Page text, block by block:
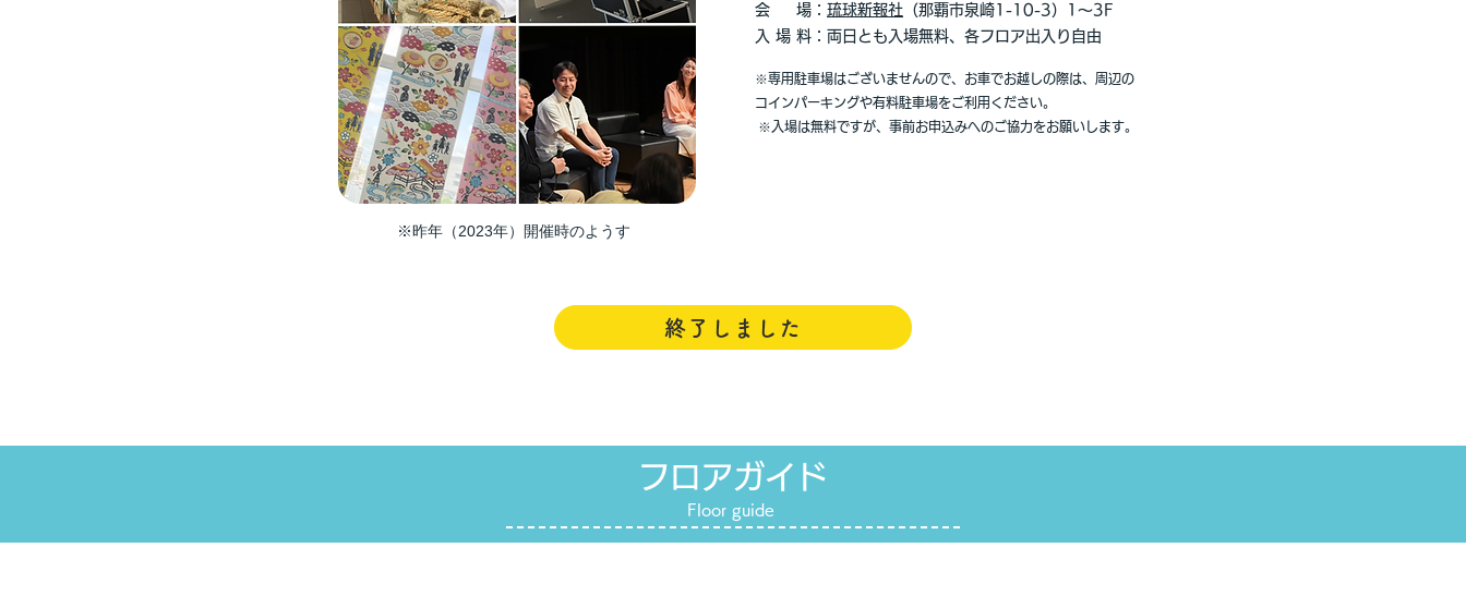
会 場： 琉球新報社 （那覇市泉崎1-10-3）1～3F
入 場 料：両日とも入場無料、各フロア出入り自由
※専用駐車場はございませんので、お車でお越しの際は、周辺の
コインパーキングや有料駐車場をご利用ください。
※入場は無料ですが、事前お申込みへのご協力をお願いします。
​※昨年（2023年）開催時のようす
終了しました
​フロアガイド
Floor guide